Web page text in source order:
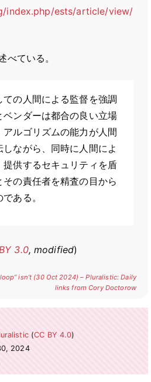
index.php/ests/article/view/
べている。
の人間による監督を強調
ンダーは都合の良い立場
アルゴリズムの能力が人間
ながら、同時に人間によ
提供するセキュリティを盾
の責任者を精査の目から
ある。
3.0, modified)
isn’t (30 Oct 2024) – Pluralistic: Daily
links from Cory Doctorow
(CC BY 4.0)
2024